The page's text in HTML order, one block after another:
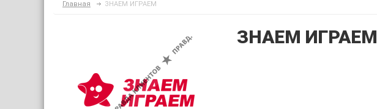
Главная ЗНАЕМ ИГРАЕМ
ЗНАЕМ ИГРАЕМ